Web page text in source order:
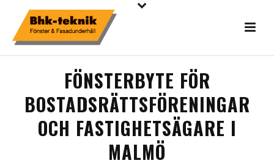
FÖNSTERBYTE FÖR
BOSTADSRÄTTSFÖRENINGAR
OCH FASTIGHETSÄGARE I
MALMÖ